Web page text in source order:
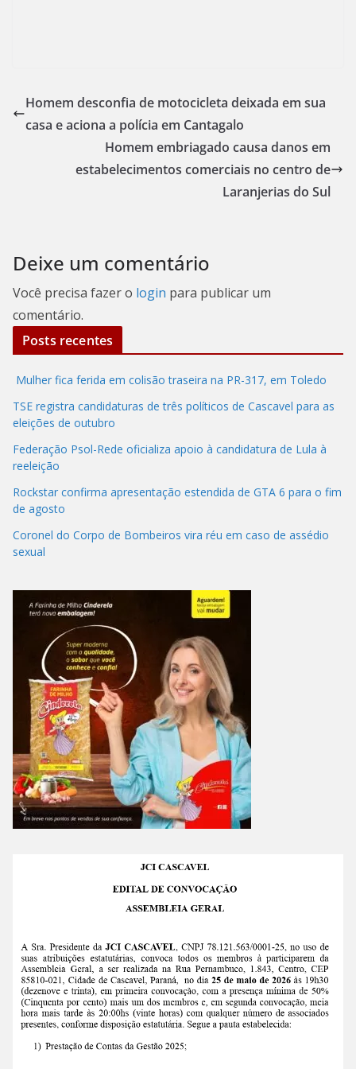
Homem desconfia de motocicleta deixada em sua
casa e aciona a polícia em Cantagalo
Homem embriagado causa danos em
estabelecimentos comerciais no centro de
Laranjerias do Sul
Deixe um comentário
Você precisa fazer o login para publicar um
comentário.
Posts recentes
Mulher fica ferida em colisão traseira na PR-317, em Toledo
TSE registra candidaturas de três políticos de Cascavel para as
eleições de outubro
Federação Psol-Rede oficializa apoio à candidatura de Lula à
reeleição
Rockstar confirma apresentação estendida de GTA 6 para o fim
de agosto
Coronel do Corpo de Bombeiros vira réu em caso de assédio
sexual